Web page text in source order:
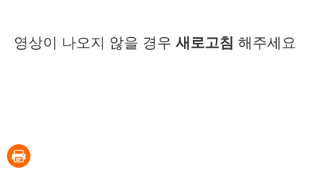
영상이 나오지 않을 경우 새로고침 해주세요